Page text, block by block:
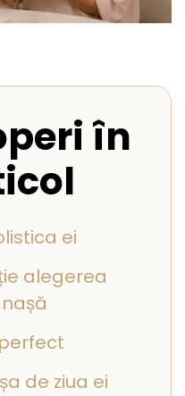
în
ei
alegerea
de ziua ei